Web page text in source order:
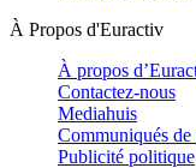
À Propos d'Euractiv
À propos
Contactez-nous
Mediahuis
Communiqués de
Publicité politique